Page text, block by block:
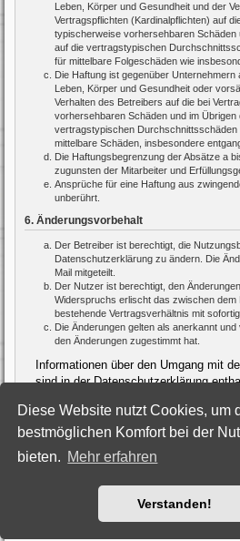
Diese Website nutzt Cookies, um
bestmöglichen Komfort bei der
bieten. Mehr erfahren
Verstanden!
Leben, Körper und Gesundheit und der
Vertragspflichten (Kardinalpflichten) auf
typischerweise vorhersehbaren Schäden
auf die vertragstypischen
für mittelbare Folgeschäden wie
Die Haftung ist gegenüber
Leben, Körper und Gesundheit oder
Verhalten des Betreibers auf die bei
vorhersehbaren Schäden und im Übrigen
vertragstypischen Durchschnittsschäden
mittelbare Schäden, insbesondere
Die Haftungsbegrenzung der Absätze a
zugunsten der Mitarbeiter und
Ansprüche für eine Haftung aus
unberührt.
6. Änderungsvorbehalt
Der Betreiber ist berechtigt, die
Datenschutzerklärung zu ändern. Die
Mail mitgeteilt.
Der Nutzer ist berechtigt, den
Widerspruchs erlischt das zwischen dem
bestehende Vertragsverhältnis mit
Die Änderungen gelten als anerkannt
den Änderungen zugestimmt hat.
Informationen über den Umgang mit
sind in der Datenschutzerklärung
Foren-Übersicht
Powered byphpBB® Forum Software © phpBB
Deutsche Übersetzung durchphpBB.de
Style: Black-Silver by Joyce&Luna
phpBB-Style-
Nutzungsbedingungen